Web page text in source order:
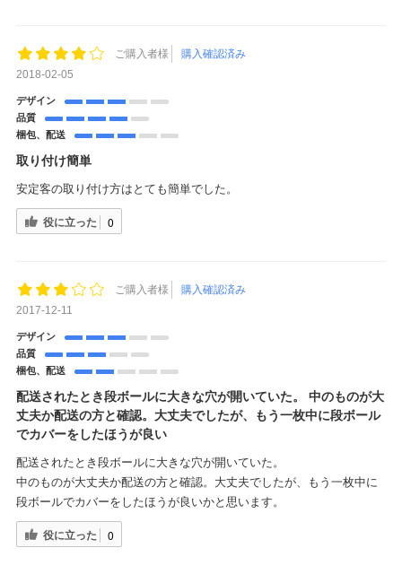
ご購入者様
購入確認済み
2018-02-05
デザイン
品質
梱包、配送
取り付け簡単
安定客の取り付け方はとても簡単でした。
役に立った 0
ご購入者様
購入確認済み
2017-12-11
デザイン
品質
梱包、配送
配送されたとき段ボールに大きな穴が開いていた。 中のものが大
丈夫か配送の方と確認。大丈夫でしたが、もう一枚中に段ボール
でカバーをしたほうが良い
配送されたとき段ボールに大きな穴が開いていた。
中のものが大丈夫か配送の方と確認。大丈夫でしたが、もう一枚中に
段ボールでカバーをしたほうが良いかと思います。
役に立った 0